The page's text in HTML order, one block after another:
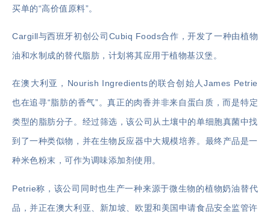
买单的“高价值原料”。
Cargill与西班牙初创公司Cubiq Foods合作，开发了一种由植物
油和水制成的替代脂肪，计划将其应用于植物基汉堡。
在澳大利亚，Nourish Ingredients的联合创始人James Petrie
也在追寻“脂肪的香气”。真正的肉香并非来自蛋白质，而是特定
类型的脂肪分子。经过筛选，该公司从土壤中的单细胞真菌中找
到了一种类似物，并在生物反应器中大规模培养。最终产品是一
种米色粉末，可作为调味添加剂使用。
Petrie称，该公司同时也生产一种来源于微生物的植物奶油替代
品，并正在澳大利亚、新加坡、欧盟和美国申请食品安全监管许